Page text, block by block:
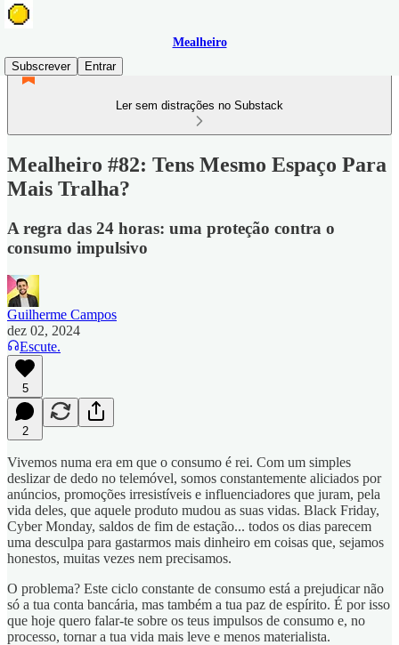
Mealheiro
Subscrever
Entrar
Ler sem distrações no Substack
Mealheiro #82: Tens Mesmo Espaço Para
Mais Tralha?
A regra das 24 horas: uma proteção contra o
consumo impulsivo
Guilherme Campos
dez 02, 2024
Escute.
5
2
Vivemos numa era em que o consumo é rei. Com um simples
deslizar de dedo no telemóvel, somos constantemente aliciados por
anúncios, promoções irresistíveis e influenciadores que juram, pela
vida deles, que aquele produto mudou as suas vidas. Black Friday,
Cyber Monday, saldos de fim de estação... todos os dias parecem
uma desculpa para gastarmos mais dinheiro em coisas que, sejamos
honestos, muitas vezes nem precisamos.
O problema? Este ciclo constante de consumo está a prejudicar não
só a tua conta bancária, mas também a tua paz de espírito. É por isso
que hoje quero falar-te sobre os teus impulsos de consumo e, no
processo, tornar a tua vida mais leve e menos materialista.